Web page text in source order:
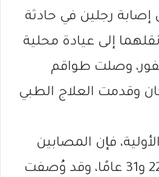
إصابة رجلين في حادثة
إلى عيادة محلية
وصلت طواقم
وقدمت العلاج الطبي
فإن المصابين
يبلغان من العمر 22 و31 عامًا، وقد وُصفت